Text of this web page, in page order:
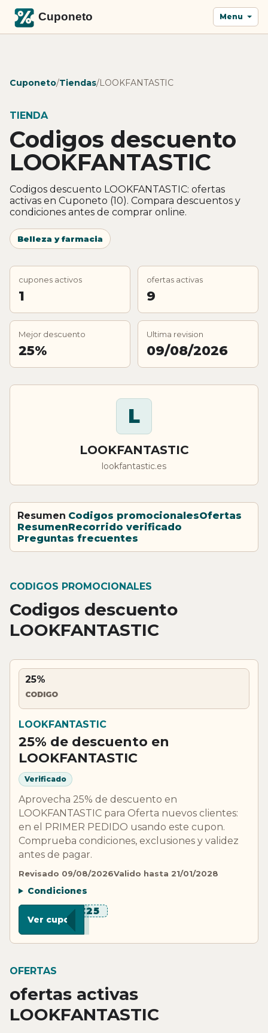
Menu
Cuponeto/Tiendas/LOOKFANTASTIC
TIENDA
Codigos descuento
LOOKFANTASTIC
Codigos descuento LOOKFANTASTIC: ofertas
activas en Cuponeto (10). Compara descuentos y
condiciones antes de comprar online.
Belleza y farmacia
cupones activos
1
ofertas activas
9
Mejor descuento
25%
Ultima revision
09/08/2026
L
LOOKFANTASTIC
lookfantastic.es
Resumen Codigos promocionalesOfertas
ResumenRecorrido verificado
Preguntas frecuentes
CODIGOS PROMOCIONALES
Codigos descuento
LOOKFANTASTIC
25%
CODIGO
LOOKFANTASTIC
25% de descuento en
LOOKFANTASTIC
Verificado
Aprovecha 25% de descuento en
LOOKFANTASTIC para Oferta nuevos clientes:
en el PRIMER PEDIDO usando este cupon.
Comprueba condiciones, exclusiones y validez
antes de pagar.
Revisado 09/08/2026Valido hasta 21/01/2028
Condiciones
***C25
Ver cupon
OFERTAS
ofertas activas
LOOKFANTASTIC